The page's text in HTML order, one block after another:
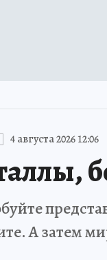
4 августа 2026 12:06
А затем